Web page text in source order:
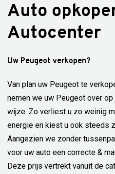
Auto
Autocenter
Uw Peugeot verkopen?
Van plan uw Peugeot te
nemen we uw Peugeot over
wijze. Zo verliest u zo weinig
energie en kiest u ook steeds
Aangezien we zonder
voor uw auto een correcte &
Deze prijs vertrekt vanuit de